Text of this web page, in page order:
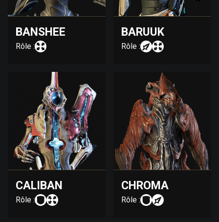
BANSHEE
Rôle :
BARUUK
Rôle :
CALIBAN
Rôle :
CHROMA
Rôle :